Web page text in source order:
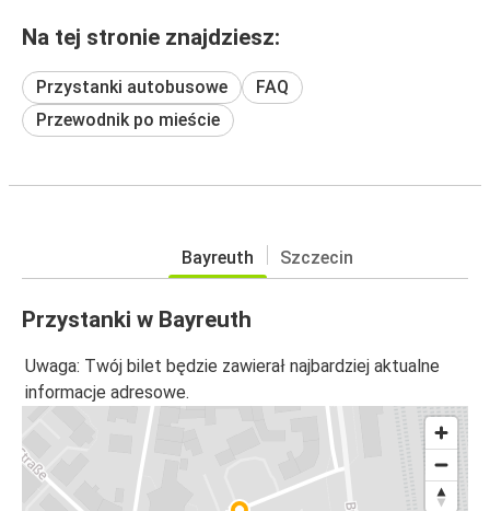
Na tej stronie znajdziesz:
Przystanki autobusowe
FAQ
Przewodnik po mieście
Bayreuth Szczecin
Przystanki w Bayreuth
Uwaga: Twój bilet będzie zawierał najbardziej aktualne
informacje adresowe.